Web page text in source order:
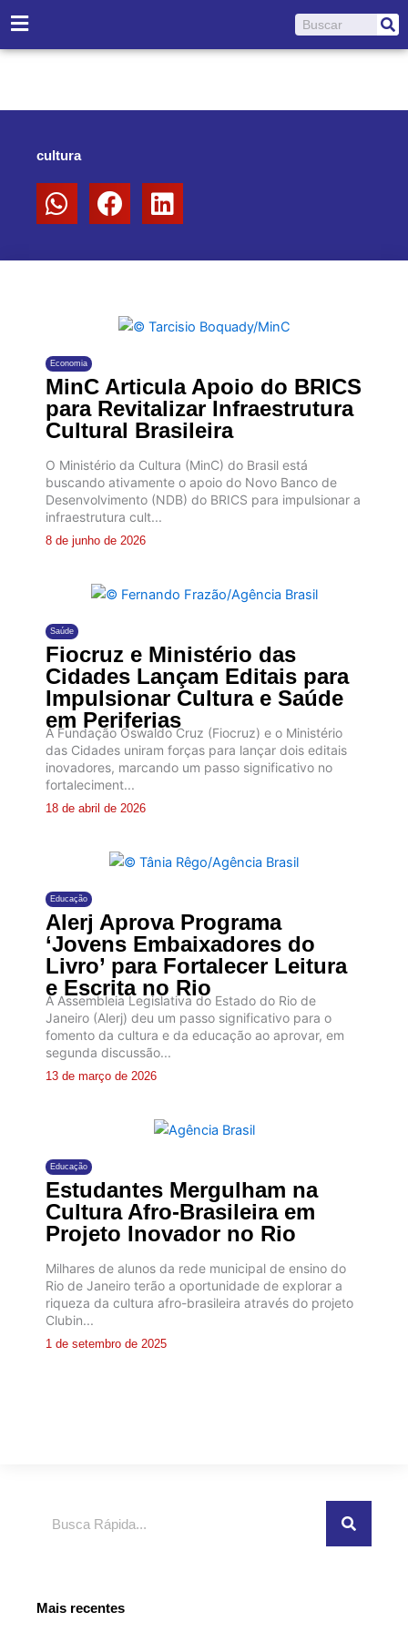
para
o
Pesquisar
cultura
Economia
MinC Articula Apoio do BRICS
para Revitalizar Infraestrutura
Cultural Brasileira
O Ministério da Cultura (MinC) do Brasil está
buscando ativamente o apoio do Novo Banco de
Desenvolvimento (NDB) do BRICS para impulsionar a
infraestrutura cult...
8 de junho de 2026
Saúde
Fiocruz e Ministério das
Cidades Lançam Editais para
Impulsionar Cultura e Saúde
em Periferias
A Fundação Oswaldo Cruz (Fiocruz) e o Ministério
das Cidades uniram forças para lançar dois editais
inovadores, marcando um passo significativo no
fortaleciment...
18 de abril de 2026
Educação
Alerj Aprova Programa
‘Jovens Embaixadores do
Livro’ para Fortalecer Leitura
e Escrita no Rio
A Assembleia Legislativa do Estado do Rio de
Janeiro (Alerj) deu um passo significativo para o
fomento da cultura e da educação ao aprovar, em
segunda discussão...
13 de março de 2026
Educação
Estudantes Mergulham na
Cultura Afro-Brasileira em
Projeto Inovador no Rio
Milhares de alunos da rede municipal de ensino do
Rio de Janeiro terão a oportunidade de explorar a
riqueza da cultura afro-brasileira através do projeto
Clubin...
1 de setembro de 2025
Mais recentes